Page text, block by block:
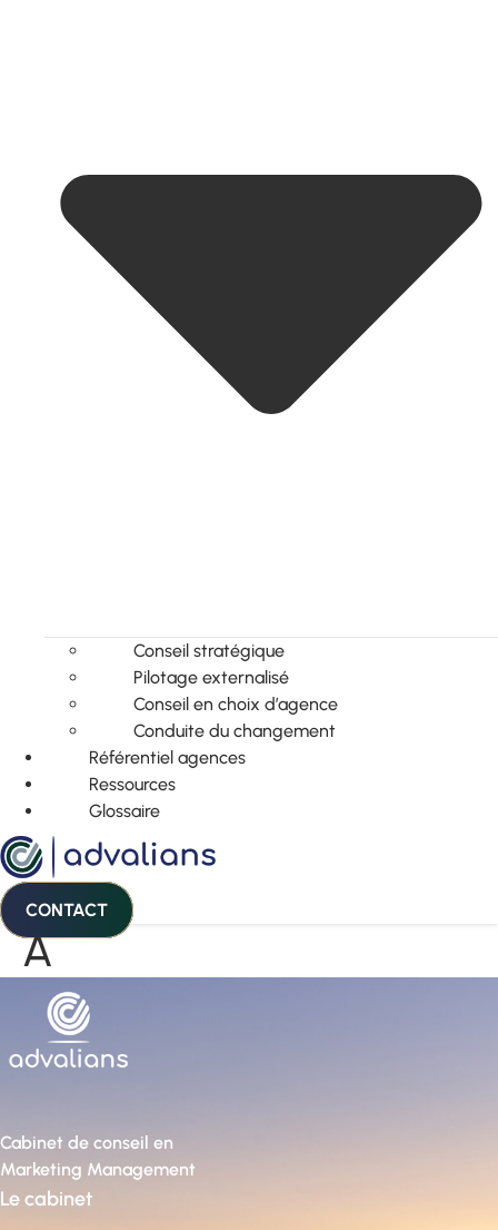
Conseil stratégique
Pilotage externalisé
Conseil en choix d’agence
Conduite du changement
Référentiel agences
Ressources
Glossaire
CONTACT
A
Cabinet de conseil en
Marketing Management
Le cabinet